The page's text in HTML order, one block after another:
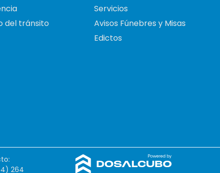
del tránsito
Servicios
Avisos Fúnebres y Misas
Edictos
264